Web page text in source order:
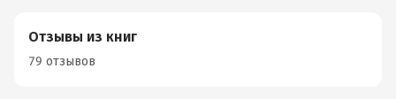
Отзывы из книг
79 отзывов